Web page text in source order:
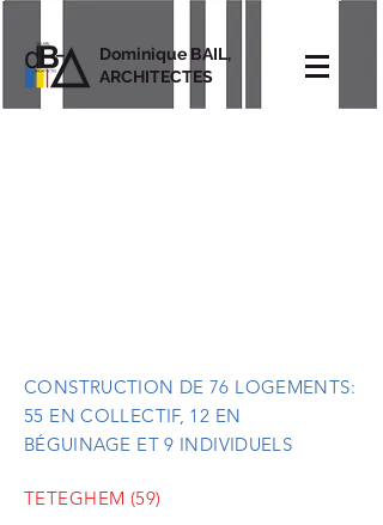
Dominique BAIL,
ARCHITECTES
CONSTRUCTION DE 76 LOGEMENTS:
55 EN COLLECTIF, 12 EN
BÉGUINAGE ET 9 INDIVIDUELS
TETEGHEM (59)